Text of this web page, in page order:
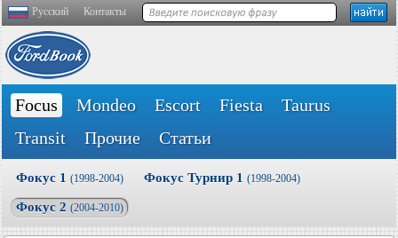
Русский Контакты
Focus Mondeo Escort Fiesta
Taurus
Transit
Прочие Статьи
Фокус 1 (1998-2004) Фокус Турнир 1 (1998-2004)
Фокус 2 (2004-2010)